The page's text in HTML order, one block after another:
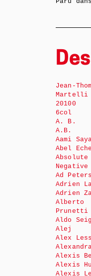
Jean-
Martelli
20100
6col
A. B.
A.B.
Aami
Abel
Absolute
Negative
Ad
Adrien
Adrien
Alberto
Prunetti
Aldo
Alej
Alex Less
Alexis
Alexis
Alexis